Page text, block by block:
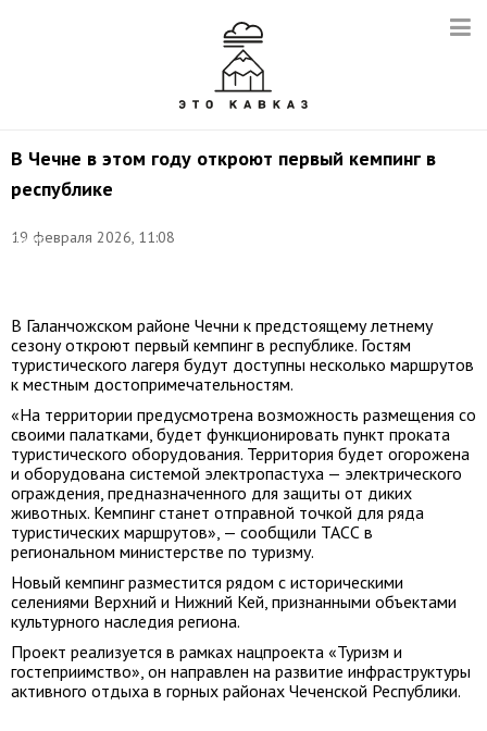
В Чечне в этом году откроют первый кемпинг в
республике
19 февраля 2026, 11:08
Фото:
Диана
В Галанчожском районе Чечни к предстоящему летнему
сезону откроют первый кемпинг в республике. Гостям
туристического лагеря будут доступны несколько маршрутов
к местным достопримечательностям.
«На территории предусмотрена возможность размещения со
своими палатками, будет функционировать пункт проката
туристического оборудования. Территория будет огорожена
и оборудована системой электропастуха — электрического
ограждения, предназначенного для защиты от диких
животных. Кемпинг станет отправной точкой для ряда
туристических маршрутов», — сообщили ТАСС в
региональном министерстве по туризму.
Новый кемпинг разместится рядом с историческими
селениями Верхний и Нижний Кей, признанными объектами
культурного наследия региона.
Проект реализуется в рамках нацпроекта «Туризм и
гостеприимство», он направлен на развитие инфраструктуры
активного отдыха в горных районах Чеченской Республики.